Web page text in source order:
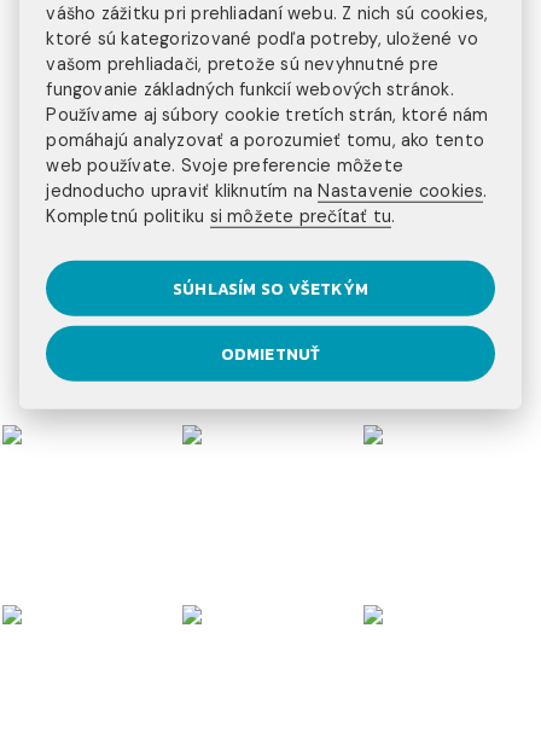
PREČO INJOY?
300+ klientov
ročne
15+ rokov
na trhu
20+ programov
na výber
3 kontinenty
na ktorých pôsobíme
vášho zážitku pri prehliadaní webu. Z nich sú cookies,
ktoré sú kategorizované podľa potreby, uložené vo
vašom prehliadači, pretože sú nevyhnutné pre
fungovanie základných funkcií webových stránok.
Používame aj súbory cookie tretích strán, ktoré nám
pomáhajú analyzovať a porozumieť tomu, ako tento
web používate. Svoje preferencie môžete
jednoducho upraviť kliknutím naNastavenie cookies.
Kompletnú politiku si môžete prečítať tu.
SÚHLASÍM SO VŠETKÝM
ODMIETNUŤ